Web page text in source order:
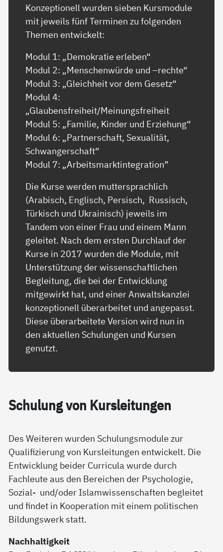
Konzeptionell wurden sieben Kursmodule
mit jeweils fünf Terminen zu folgenden
Themen entwickelt:
Modul 1: „Demokratie erleben“
Modul 2: „Menschenwürde und –rechte“
Modul 3: „Gleichheit vor dem Gesetz“
Modul 4:
„Glaubensfreiheit/Meinungsfreiheit
Modul 5: „Familie, Kinder und Erziehung“
Modul 6: „Partnerschaft, Sexualität,
Schwangerschaft“
Modul 7: „Arbeitsmarktintegration”
Die Kurse werden muttersprachlich
(Arabisch, Englisch, Persisch, Russisch,
Türkisch und Ukrainisch) jeweils im
Tandem von einer Frau und einem Mann
geleitet. Nach dem ersten Durchlauf der
Kurse in 2017 wurden die Module, mit
Unterstützung der wissenschaftlichen
Begleitung, die bei der Entwicklung
mitgewirkt hat, und einer Anwaltskanzlei
konzeptionell überarbeitet und angepasst.
Diese überarbeitete Version wird nun in
den aktuellen Schulungen und Kursen
genutzt.
Schu­lung von Kurs­lei­tun­gen
Des Weiteren wurden Schulungsmodule zur
Qualifizierung von Kursleitungen entwickelt. Die
Entwicklung beider Curricula wurde durch
Fachleute aus den Bereichen der Psychologie,
Sozial- und/oder Islamwissenschaften begleitet
und findet in Kooperation mit einem politischen
Bildungswerk statt.
Nachhaltigkeit